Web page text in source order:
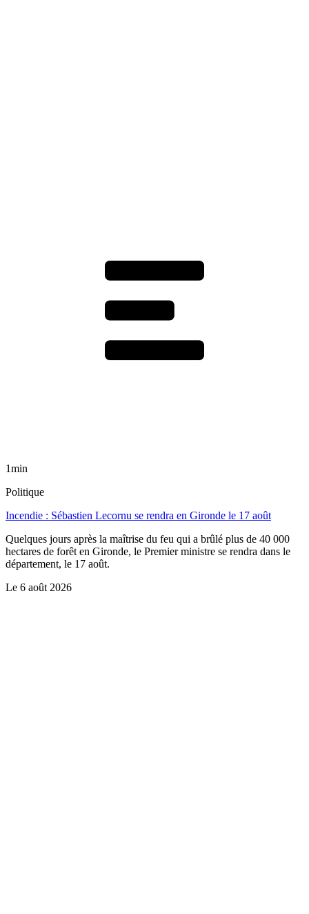
1min
Politique
Incendie : Sébastien Lecornu se rendra en Gironde le 17 août
Quelques jours après la maîtrise du feu qui a brûlé plus de 40 000
hectares de forêt en Gironde, le Premier ministre se rendra dans le
département, le 17 août.
Le 6 août 2026